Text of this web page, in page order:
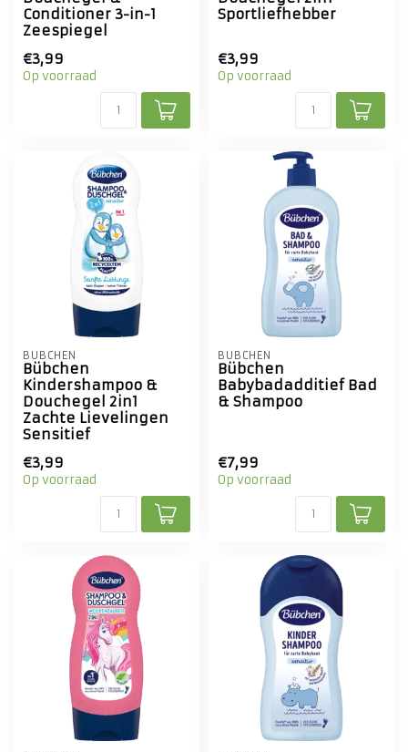
Conditioner 3-in-1
Zeespiegel
€3,99
Op voorraad
Sportliefhebber
€3,99
Op voorraad
BÜBCHEN
Bübchen
Kindershampoo &
Douchegel 2in1
Zachte Lievelingen
Sensitief
€3,99
Op voorraad
BÜBCHEN
Bübchen
Babybadadditief Bad
& Shampoo
€7,99
Op voorraad